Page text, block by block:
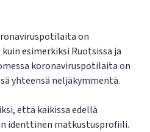
on
esimerkiksi Ruotsissa ja
koronaviruspotilaita on
yhteensä neljäkymmentä.
että kaikissa edellä
identtinen matkustusprofiili.